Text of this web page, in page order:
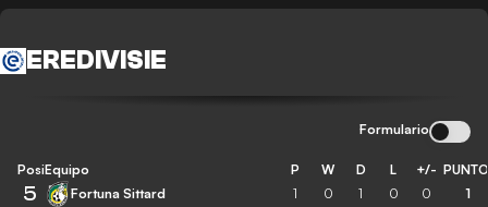
EREDIVISIE
Formulario
Posición
Equipo P W D L +/-
5 Fortuna Sittard 1 0 1 0 0 1